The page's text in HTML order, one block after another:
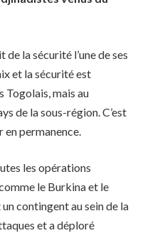
de la sécurité l’une de ses
et la sécurité est
Togolais, mais au
de la sous-région. C’est
en permanence.
les opérations
le Burkina et le
contingent au sein de la
et a déploré